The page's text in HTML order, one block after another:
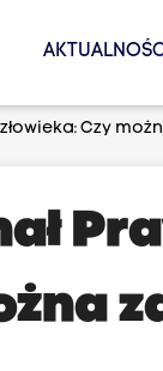
Czy